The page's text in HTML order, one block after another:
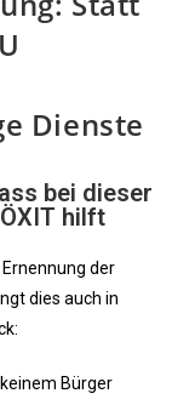
Dienste
bei dieser
hilft
der
dies auch in
Bürger